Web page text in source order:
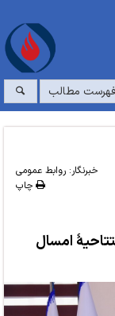
فهرست مطالب
خبرنگار: روابط عمومی
چاپ
امسال